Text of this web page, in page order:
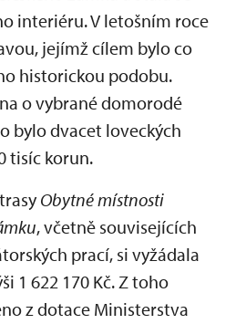
interiéru. V letošním roce
jejímž cílem bylo co
historickou podobu.
o vybrané domorodé
bylo dvacet loveckých
tisíc korun.
Obytné místnosti
, včetně souvisejících
prací, si vyžádala
1 622 170 Kč. Z toho
z dotace Ministerstva